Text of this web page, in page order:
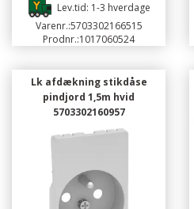
Lev.tid: 1-3 hverdage
Varenr.:5703302166515
Prodnr.:1017060524
Lk afdækning stikdåse
pindjord 1,5m hvid
5703302160957